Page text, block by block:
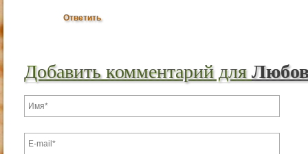
Ответить
Добавить комментарий для